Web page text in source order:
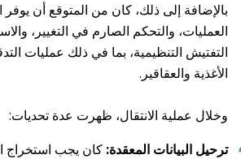
بالإضافة إلى ذلك، كان من المتوقع أن
العمليات، والتحكم الصارم في التغيير،
التفتيش التنظيمية، بما في ذلك عمليات
الأغذية والعقاقير.
وخلال عملية الانتقال، ظهرت عدة تحديات:
ترحيل البيانات المعقدة: كان يجب استخراج